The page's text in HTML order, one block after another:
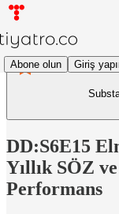
Abone olun Giriş
DD:S6E15
Yıllık SÖZ
Performans